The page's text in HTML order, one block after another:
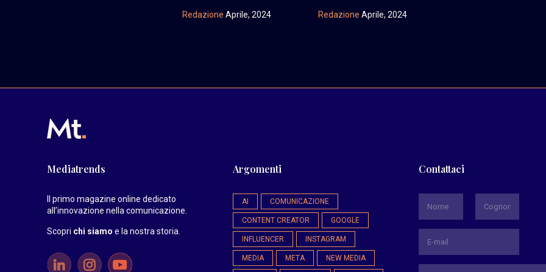
Redazione Aprile, 2024 Redazione Aprile, 2024
Mediatrends
Il primo magazine online dedicato
all’innovazione nella comunicazione.
Scopri chi siamo e la nostra storia.
Argomenti
AI COMUNICAZIONE
CONTENT CREATOR GOOGLE
INFLUENCER INSTAGRAM
MEDIA META NEW MEDIA
Contattaci